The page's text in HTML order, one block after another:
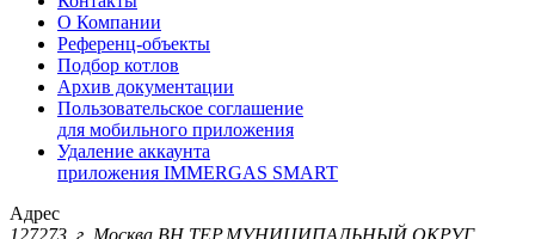
О Компании
Референц-объекты
Подбор котлов
Архив документации
Пользовательское соглашение
для мобильного приложения
Удаление аккаунта
приложения IMMERGAS SMART
Адрес
127273, г. Москва ВН.ТЕР.МУНИЦИПАЛЬНЫЙ ОКРУГ